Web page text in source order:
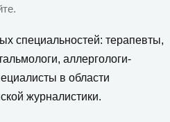
специальностей: терапевты,
аллергологи-
в области
журналистики.